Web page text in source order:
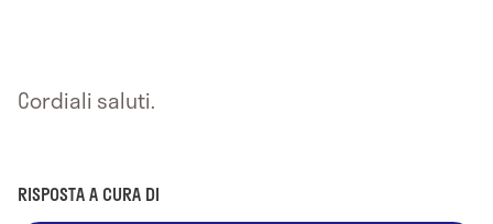
Cordiali saluti.
RISPOSTA A CURA DI